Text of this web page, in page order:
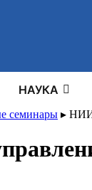
НАУКА
семинары ▸ НИИ